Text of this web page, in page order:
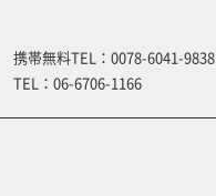
携帯無料TEL： 0078-6041-9838
TEL： 06-6706-1166